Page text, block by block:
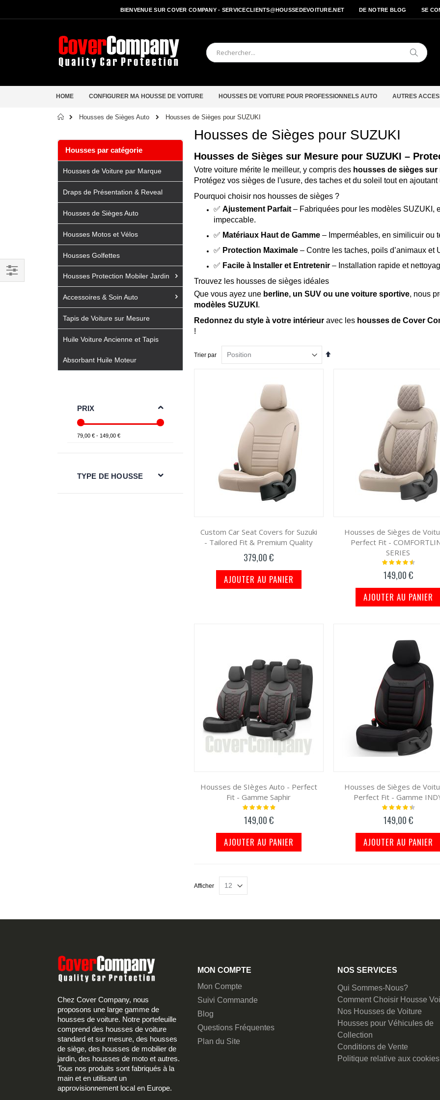
BIENVENUE SUR COVER COMPANY - SERVICECLIENTS@HOUSSEDEVOITURE.NET DE NOTRE BLOG SE
Chercher
HOME CONFIGURER MA HOUSSE DE VOITURE HOUSSES DE VOITURE POUR PROFESSIONNELS AUTO AUTRES
Accueil
Housses de Sièges Auto Housses de Sièges pour SUZUKI
Housses de Sièges pour SUZUKI
Housses de Sièges sur Mesure pour SUZUKI –
Votre voiture mérite le meilleur, y compris des housses de sièges sur
Protégez vos sièges de l'usure, des taches et du soleil tout en
Pourquoi choisir nos housses de sièges ?
✅ Ajustement Parfait– Fabriquées pour les modèles SUZUKI,
impeccable.
✅ Matériaux Haut de Gamme– Imperméables, en similicuir ou
✅ Protection Maximale– Contre les taches, poils d’animaux et
✅ Facile à Installer et Entretenir– Installation rapide et
Trouvez les housses de sièges idéales
Que vous ayez une berline, un SUV ou une voiture sportive, nous
modèles SUZUKI .
Redonnez du style à votre intérieuravec les housses de Cover
!
Trier par
Custom Car Seat Covers for Suzuki
- Tailored Fit & Premium Quality
379,00 €
AJOUTER AU PANIER
Housses de Sièges de
Perfect Fit -
SERIES
Notation:
149,00 €
AJOUTER AU PANIER
Housses de SIèges Auto - Perfect
Fit - Gamme Saphir
Notation:
149,00 €
AJOUTER AU PANIER
Housses de Sièges de
Perfect Fit - Gamme
Notation:
149,00 €
AJOUTER AU PANIER
Afficher
Housses par catégorie
Housses de Voiture par Marque
Draps de Présentation & Reveal
Housses de Sièges Auto
Housses Motos et Vélos
Housses Golfettes
Housses Protection Mobiler Jardin
Accessoires & Soin Auto
Tapis de Voiture sur Mesure
Huile Voiture Ancienne et Tapis
Absorbant Huile Moteur
Filtrer
PRIX
79,00 € - 149,00 €
TYPE DE HOUSSE
Chez Cover Company, nous
proposons une large gamme de
housses de voiture. Notre portefeuille
comprend des housses de voiture
standard et sur mesure, des housses
de siège, des housses de mobilier de
jardin, des housses de moto et autres.
Tous nos produits sont fabriqués à la
main et en utilisant un
approvisionnement local en Europe.
MON COMPTE
Mon Compte
Suivi Commande
Blog
Questions Fréquentes
Plan du Site
NOS SERVICES
Qui Sommes-Nous?
Comment Choisir Housse
Nos Housses de Voiture
Housses pour Véhicules de
Collection
Conditions de Vente
Politique relative aux cookies